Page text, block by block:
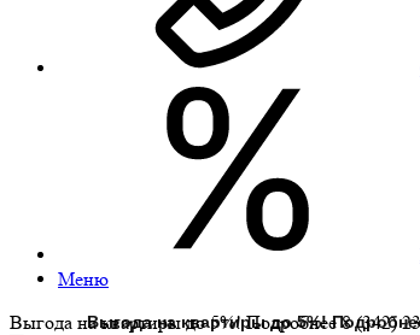
Меню
Выгода на квартиры до 5%! Подробнее 8 (342)